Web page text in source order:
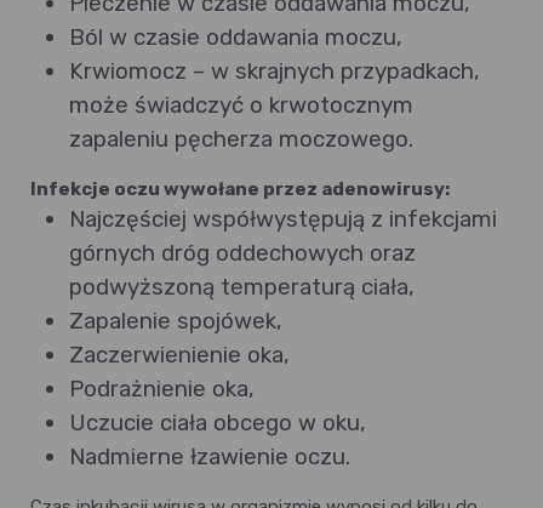
Ból w czasie oddawania moczu,
Krwiomocz – w skrajnych przypadkach,
może świadczyć o krwotocznym
zapaleniu pęcherza moczowego.
Infekcje oczu wywołane przez adenowirusy:
Najczęściej współwystępują z infekcjami
górnych dróg oddechowych oraz
podwyższoną temperaturą ciała,
Zapalenie spojówek,
Zaczerwienienie oka,
Podrażnienie oka,
Uczucie ciała obcego w oku,
Nadmierne łzawienie oczu.